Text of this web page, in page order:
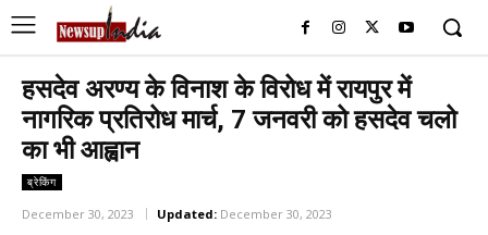
हसदेव अरण्य के विनाश के विरोध में रायपुर में
नागरिक प्रतिरोध मार्च, 7 जनवरी को हसदेव चलो
का भी आह्वान
ब्रेकिंग
December 30, 2023 Updated: December 30, 2023